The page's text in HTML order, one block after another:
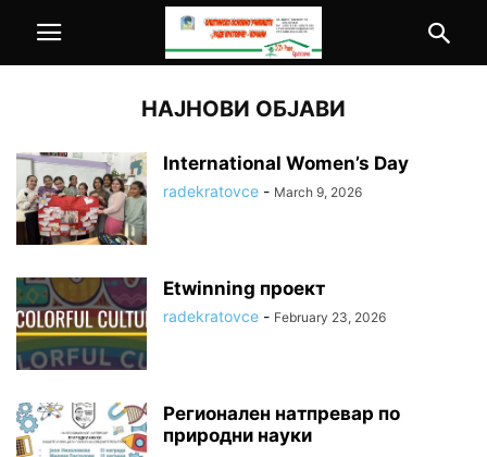
НАЈНОВИ ОБЈАВИ
International Women’s Day
radekratovce - March 9, 2026
Etwinning проект
radekratovce - February 23, 2026
Регионален натпревар по
природни науки